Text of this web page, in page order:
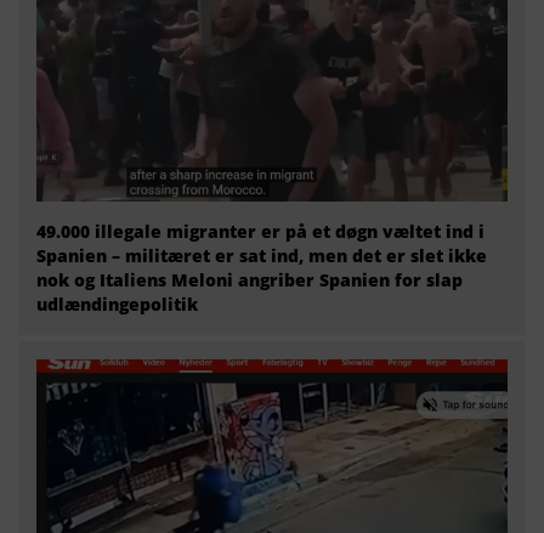
49.000 illegale migranter er på et døgn væltet ind i
Spanien – militæret er sat ind, men det er slet ikke
nok og Italiens Meloni angriber Spanien for slap
udlændingepolitik